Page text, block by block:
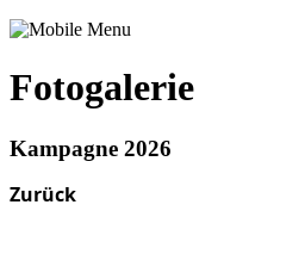
Fotogalerie
Kampagne 2026
Zurück